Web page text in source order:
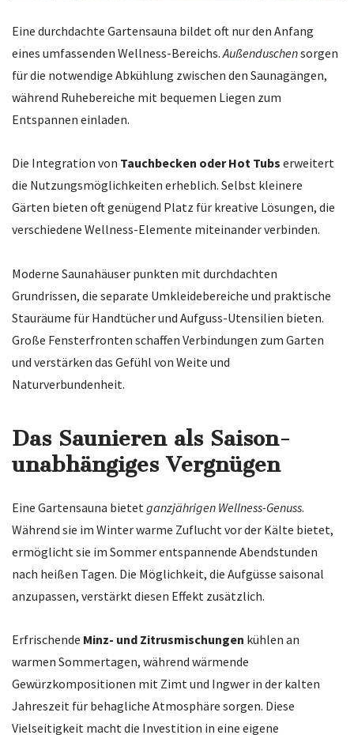
Eine durchdachte Gartensauna bildet oft nur den Anfang
eines umfassenden Wellness-Bereichs.Außenduschensorgen
für die notwendige Abkühlung zwischen den Saunagängen,
während Ruhebereiche mit bequemen Liegen zum
Entspannen einladen.
Die Integration von Tauchbecken oder Hot Tubs erweitert
die Nutzungsmöglichkeiten erheblich. Selbst kleinere
Gärten bieten oft genügend Platz für kreative Lösungen, die
verschiedene Wellness-Elemente miteinander verbinden.
Moderne Saunahäuser punkten mit durchdachten
Grundrissen, die separate Umkleidebereiche und praktische
Stauräume für Handtücher und Aufguss-Utensilien bieten.
Große Fensterfronten schaffen Verbindungen zum Garten
und verstärken das Gefühl von Weite und
Naturverbundenheit.
Das Saunieren als Saison-
unabhängiges Vergnügen
Eine Gartensauna bietetganzjährigen Wellness-Genuss.
Während sie im Winter warme Zuflucht vor der Kälte bietet,
ermöglicht sie im Sommer entspannende Abendstunden
nach heißen Tagen. Die Möglichkeit, die Aufgüsse saisonal
anzupassen, verstärkt diesen Effekt zusätzlich.
Erfrischende Minz- und Zitrusmischungen kühlen an
warmen Sommertagen, während wärmende
Gewürzkompositionen mit Zimt und Ingwer in der kalten
Jahreszeit für behagliche Atmosphäre sorgen. Diese
Vielseitigkeit macht die Investition in eine eigene